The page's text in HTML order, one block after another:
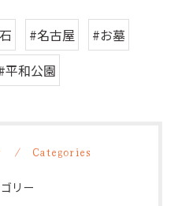
#名古屋
#お墓
平和公園
Categories
リー